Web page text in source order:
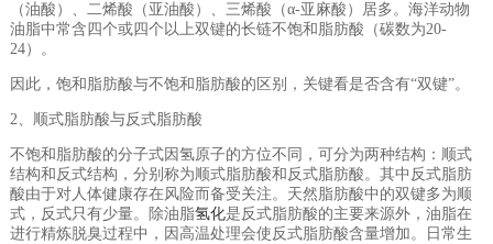
（油酸）、二烯酸（亚油酸）、三烯酸（α-亚麻酸）居多。海洋动物
油脂中常含四个或四个以上双键的长链不饱和脂肪酸（碳数为20-
24）。
因此，饱和脂肪酸与不饱和脂肪酸的区别，关键看是否含有“双键”。
2、顺式脂肪酸与反式脂肪酸
不饱和脂肪酸的分子式因氢原子的方位不同，可分为两种结构：顺式
结构和反式结构，分别称为顺式脂肪酸和反式脂肪酸。其中反式脂肪
酸由于对人体健康存在风险而备受关注。天然脂肪酸中的双键多为顺
式，反式只有少量。除油脂氢化是反式脂肪酸的主要来源外，油脂在
进行精炼脱臭过程中，因高温处理会使反式脂肪酸含量增加。日常生